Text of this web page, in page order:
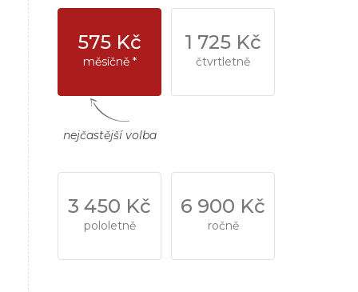
575 Kč
měsíčně *
nejčastější volba
1 725 Kč
čtvrtletně
3 450 Kč
pololetně
6 900 Kč
ročně